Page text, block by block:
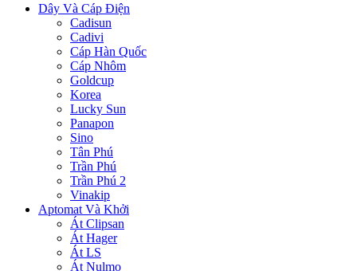
Dây Và Cáp Điện
Cadisun
Cadivi
Cáp Hàn Quốc
Cáp Nhôm
Goldcup
Korea
Lucky Sun
Panapon
Sino
Tân Phú
Trần Phú
Trần Phú 2
Vinakip
Aptomat Và Khởi
Át Clipsan
Át Hager
Át LS
Át Nulmo